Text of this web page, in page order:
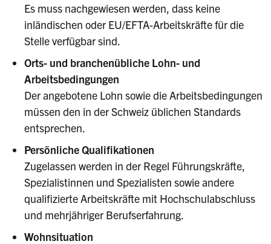
Es muss nachgewiesen werden, dass keine
inländischen oder EU/EFTA-Arbeitskräfte für die
Stelle verfügbar sind.
Orts- und branchenübliche Lohn- und
Arbeitsbedingungen
Der angebotene Lohn sowie die Arbeitsbedingungen
müssen den in der Schweiz üblichen Standards
entsprechen.
Persönliche Qualifikationen
Zugelassen werden in der Regel Führungskräfte,
Spezialistinnen und Spezialisten sowie andere
qualifizierte Arbeitskräfte mit Hochschulabschluss
und mehrjähriger Berufserfahrung.
Wohnsituation